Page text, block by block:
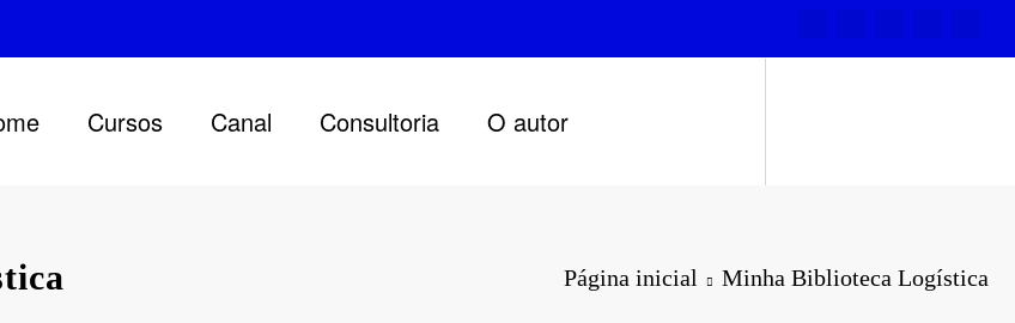
Cursos Canal Consultoria O autor
Página inicial Minha Biblioteca Logística